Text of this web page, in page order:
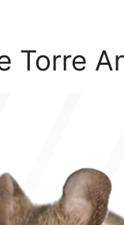
Torre